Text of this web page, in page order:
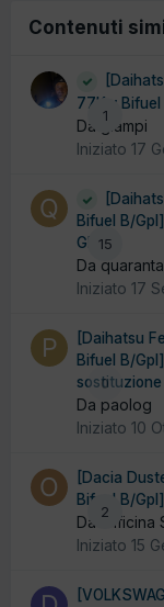
Contenuti
1
77Kw
Da giampi
Iniziato 17
15
Bifuel B/
GPL
Da
Iniziato 17
0
[Daihatsu
Bifuel B/
Da paolog
Iniziato 10
2
[Dacia
Bifuel B/
Da Officina
Iniziato 15